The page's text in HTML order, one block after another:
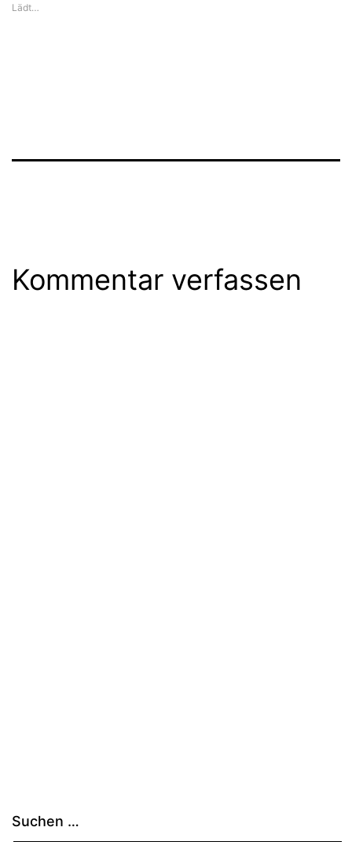
Lädt…
Kommentar verfassen
Suchen …